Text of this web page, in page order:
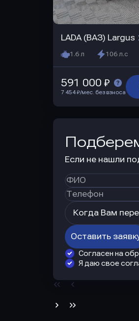
LADA (ВАЗ) Largus
1.6 л 106 л.с
591 000 ₽
7 454 ₽/мес. без взноса
Если не нашли
Когда Вам
Оставить
Согласен на
Я даю свое